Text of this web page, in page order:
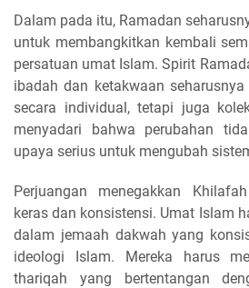
Dalam pada itu, Ramadan
untuk membangkitkan kembali
persatuan umat Islam. Spirit
ibadah dan ketakwaan
secara individual, tetapi juga
menyadari bahwa perubahan
upaya serius untuk mengubah
Perjuangan menegakkan
keras dan konsistensi. Umat Islam
dalam jemaah dakwah yang
ideologi Islam. Mereka harus
thariqah yang bertentangan